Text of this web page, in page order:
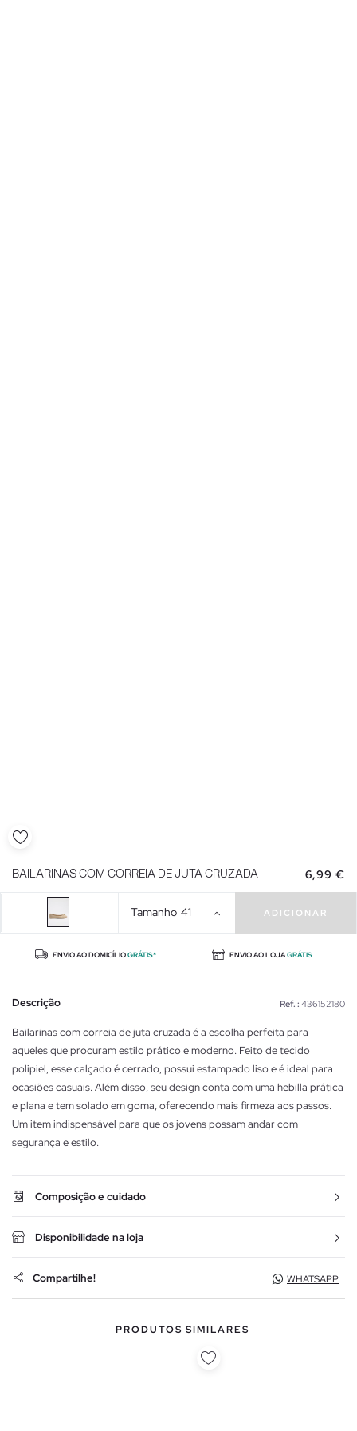
BAILARINAS COM CORREIA DE JUTA CRUZADA 6,99 €
Tamanho 41 ADICIONAR
ENVIO AO DOMICÍLIOGRÁTIS* ENVIO AO LOJAGRÁTIS
Descrição Ref. : 436152180
Bailarinas com correia de juta cruzada é a escolha perfeita para
aqueles que procuram estilo prático e moderno. Feito de tecido
polipiel, esse calçado é cerrado, possui estampado liso e é ideal para
ocasiões casuais. Além disso, seu design conta com uma hebilla prática
e plana e tem solado em goma, oferecendo mais firmeza aos passos.
Um item indispensável para que os jovens possam andar com
segurança e estilo.
Composição e cuidado
Disponibilidade na loja
Compartilhe! WHATSAPP
PRODUTOS SIMILARES